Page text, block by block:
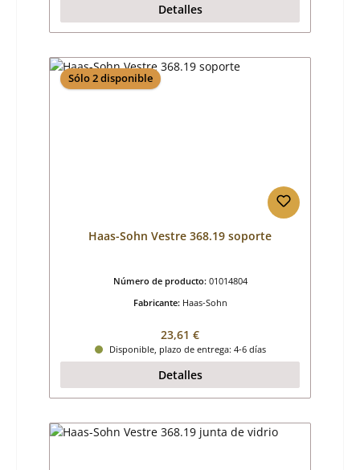
Detalles
Sólo 2 disponible
Haas-Sohn Vestre 368.19 soporte
Número de producto: 01014804
Fabricante: Haas-Sohn
Precio normal:
23,61 €
Disponible, plazo de entrega: 4-6 días
Detalles